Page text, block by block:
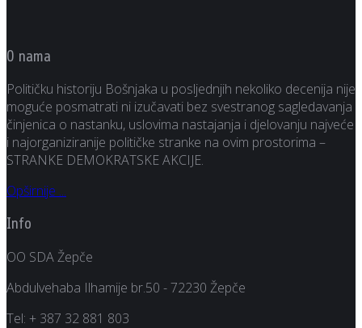
O nama
Političku historiju Bošnjaka u posljednjih nekoliko decenija nije
moguće posmatrati ni izučavati bez svestranog sagledavanja
činjenica o nastanku, uslovima nastajanja i djelovanju najveće
i najorganiziranije političke stranke na ovim prostorima –
STRANKE DEMOKRATSKE AKCIJE.
Opširnije ...
Info
OO SDA Žepče
Abdulvehaba Ilhamije br.50 - 72230 Žepče
Tel: + 387 32 881 803